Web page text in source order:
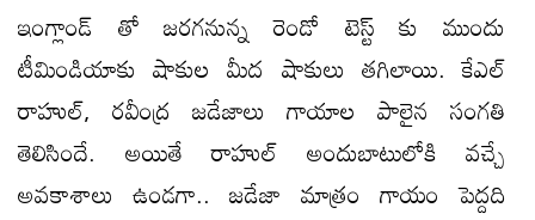
ఇంగ్లాండ్ తో జరగనున్న రెండో టెస్ట్ కు ముందు
టీమిండియాకు షాకుల మీద షాకులు తగిలాయి. కేఎల్
రాహుల్, రవీంద్ర జడేజాలు గాయాల పాలైన సంగతి
తెలిసిందే. అయితే రాహుల్ అందుబాటులోకి వచ్చే
అవకాశాలు ఉండగా.. జడేజా మాత్రం గాయం పెద్దది